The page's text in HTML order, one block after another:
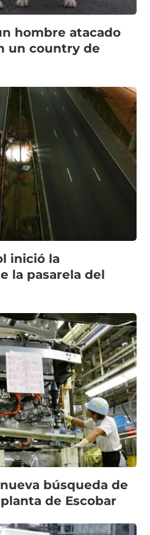
hombre atacado
un country de
inició la
la pasarela del
búsqueda de
de Escobar